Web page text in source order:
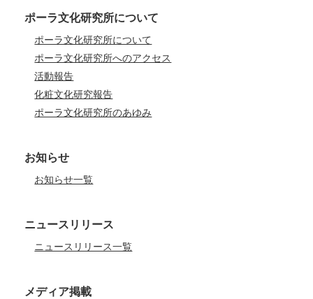
ポーラ文化研究所について
ポーラ文化研究所について
ポーラ文化研究所へのアクセス
活動報告
化粧文化研究報告
ポーラ文化研究所のあゆみ
お知らせ
お知らせ一覧
ニュースリリース
ニュースリリース一覧
メディア掲載